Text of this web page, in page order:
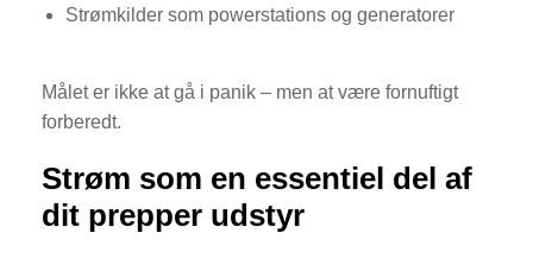
Strømkilder som powerstations og generatorer
Målet er ikke at gå i panik – men at være fornuftigt
forberedt.
Strøm som en essentiel del af
dit prepper udstyr